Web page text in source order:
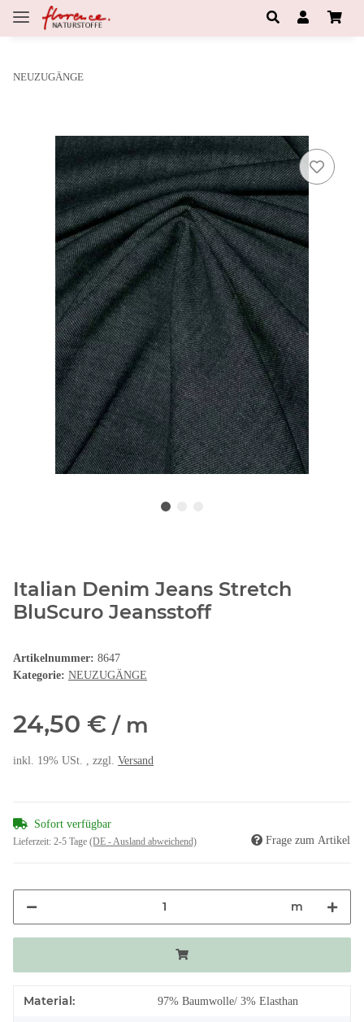
NEUZUGÄNGE
Italian Denim Jeans Stretch
BluScuro Jeansstoff
Artikelnummer: 8647
Kategorie: NEUZUGÄNGE
24,50 € / m
inkl. 19% USt. , zzgl. Versand
Sofort verfügbar
Lieferzeit: 2-5 Tage (DE - Ausland abweichend) Frage zum Artikel
m
Material: 97% Baumwolle/ 3% Elasthan